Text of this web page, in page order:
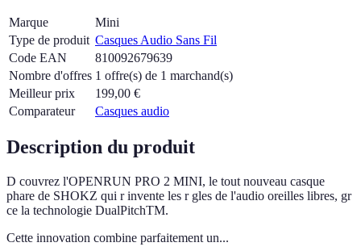
Marque
Mini
Type de produit Casques Audio Sans Fil
Code EAN
810092679639
Nombre d'offres 1 offre(s) de 1 marchand(s)
Meilleur prix
199,00 €
Comparateur
Casques audio
Description du produit
D couvrez l'OPENRUN PRO 2 MINI, le tout nouveau casque
phare de SHOKZ qui r invente les r gles de l'audio oreilles libres, gr
ce la technologie DualPitchTM.
Cette innovation combine parfaitement un...